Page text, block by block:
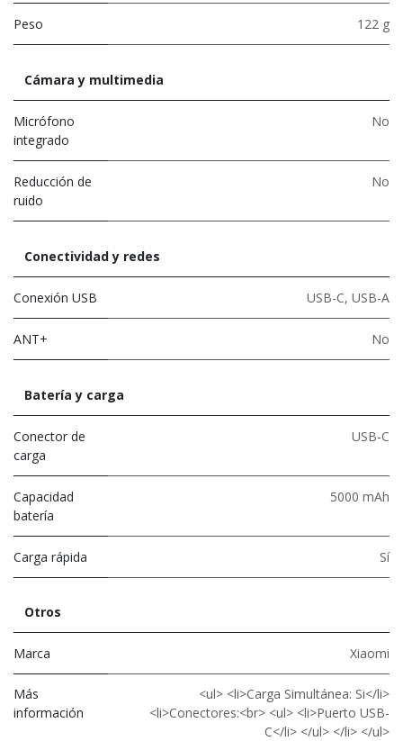
Peso 122 g
Cámara y multimedia
Micrófono
integrado
No
Reducción de
ruido
No
Conectividad y redes
Conexión USB USB-C, USB-A
ANT+ No
Batería y carga
Conector de
carga
USB-C
Capacidad
batería
5000 mAh
Carga rápida Sí
Otros
Marca Xiaomi
Más
información
<ul> <li>Carga Simultánea: Si</li>
<li>Conectores:<br> <ul> <li>Puerto USB-
C</li> </ul> </li> </ul>